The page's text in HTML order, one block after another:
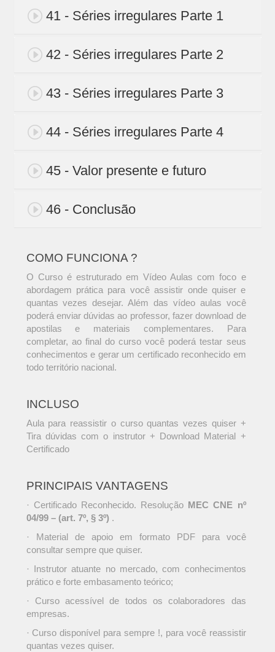
41 - Séries irregulares Parte 1
42 - Séries irregulares Parte 2
43 - Séries irregulares Parte 3
44 - Séries irregulares Parte 4
45 - Valor presente e futuro
46 - Conclusão
COMO FUNCIONA ?
O Curso é estruturado em Vídeo Aulas com foco e
abordagem prática para você assistir onde quiser e
quantas vezes desejar. Além das vídeo aulas você
poderá enviar dúvidas ao professor, fazer download de
apostilas e materiais complementares. Para
completar, ao final do curso você poderá testar seus
conhecimentos e gerar um certificado reconhecido em
todo território nacional.
INCLUSO
Aula para reassistir o curso quantas vezes quiser +
Tira dúvidas com o instrutor + Download Material +
Certificado
PRINCIPAIS VANTAGENS
· Certificado Reconhecido. Resolução MEC CNE nº
04/99 – (art. 7º, § 3º) .
· Material de apoio em formato PDF para você
consultar sempre que quiser.
· Instrutor atuante no mercado, com conhecimentos
prático e forte embasamento teórico;
· Curso acessível de todos os colaboradores das
empresas.
· Curso disponível para sempre !, para você reassistir
quantas vezes quiser.